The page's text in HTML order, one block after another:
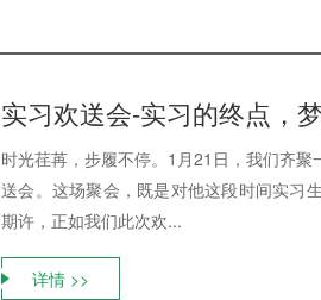
实习欢送会-实习的终点，
时光荏苒，步履不停。1月21日，我们齐
送会。这场聚会，既是对他这段时间实习
期许，正如我们此次欢...
详情 >>